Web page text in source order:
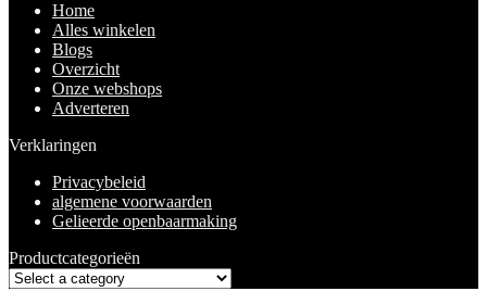
Home
Alles winkelen
Blogs
Overzicht
Onze webshops
Adverteren
Verklaringen
Privacybeleid
algemene voorwaarden
Gelieerde openbaarmaking
Productcategorieën